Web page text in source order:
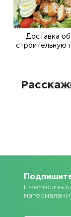
Доставка
строительную